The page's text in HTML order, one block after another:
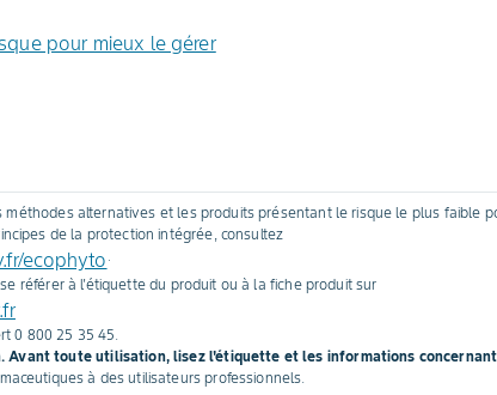
pour mieux le gérer
méthodes alternatives et les produits présentant le risque le plus faible
de la protection intégrée, consultez
ecophyto .
référer à l'étiquette du produit ou à la fiche produit sur
0 800 25 35 45.
toute utilisation, lisez l'étiquette et les informations
à des utilisateurs professionnels.